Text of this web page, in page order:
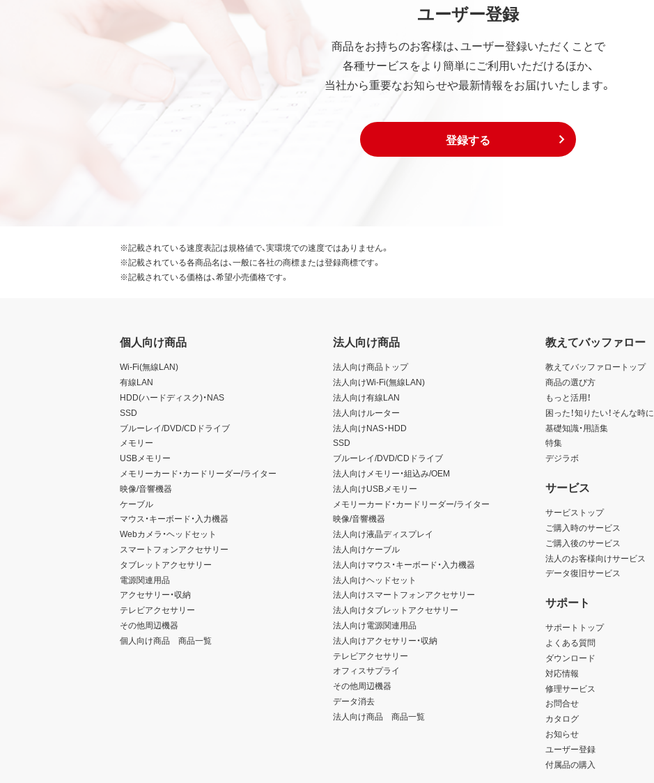
ユーザー登録
商品をお持ちのお客様は、ユーザー登録いただくことで
各種サービスをより簡単にご利用いただけるほか、
当社から重要なお知らせや最新情報をお届けいたします。
登録する
※記載されている速度表記は規格値で、実環境での速度ではありません。
※記載されている各商品名は、一般に各社の商標または登録商標です。
※記載されている価格は、希望小売価格です。
個人向け商品
Wi-Fi(無線LAN)
有線LAN
HDD(ハードディスク)・NAS
SSD
ブルーレイ/DVD/CDドライブ
メモリー
USBメモリー
メモリーカード・カードリーダー/ライター
映像/音響機器
ケーブル
マウス・キーボード・入力機器
Webカメラ・ヘッドセット
スマートフォンアクセサリー
タブレットアクセサリー
電源関連用品
アクセサリー・収納
テレビアクセサリー
その他周辺機器
個人向け商品 商品一覧
法人向け商品
法人向け商品トップ
法人向けWi-Fi(無線LAN)
法人向け有線LAN
法人向けルーター
法人向けNAS・HDD
SSD
ブルーレイ/DVD/CDドライブ
法人向けメモリー・組込み/OEM
法人向けUSBメモリー
メモリーカード・カードリーダー/ライター
映像/音響機器
法人向け液晶ディスプレイ
法人向けケーブル
法人向けマウス・キーボード・入力機器
法人向けヘッドセット
法人向けスマートフォンアクセサリー
法人向けタブレットアクセサリー
法人向け電源関連用品
法人向けアクセサリー・収納
テレビアクセサリー
オフィスサプライ
その他周辺機器
データ消去
法人向け商品 商品一覧
教えてバッファロー
教えてバッファロートップ
商品の選び方
もっと活用！
困った！知りたい！そんな時に
基礎知識・用語集
特集
デジラボ
サービス
サービストップ
ご購入時のサービス
ご購入後のサービス
法人のお客様向けサービス
データ復旧サービス
サポート
サポートトップ
よくある質問
ダウンロード
対応情報
修理サービス
お問合せ
カタログ
お知らせ
ユーザー登録
付属品の購入